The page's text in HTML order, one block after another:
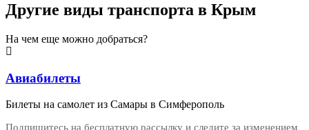
Другие виды транспорта в Крым
На чем еще можно добраться?
Авиабилеты
Билеты на самолет из Самары в Симферополь
Подпишитесь на бесплатную рассылку и следите за изменением